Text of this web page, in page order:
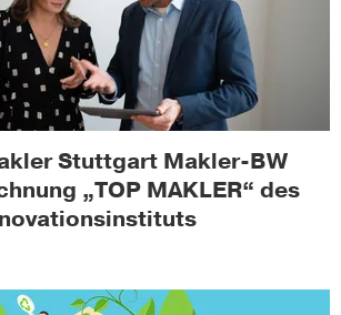
Stuttgart Makler-BW
„TOP MAKLER“ des